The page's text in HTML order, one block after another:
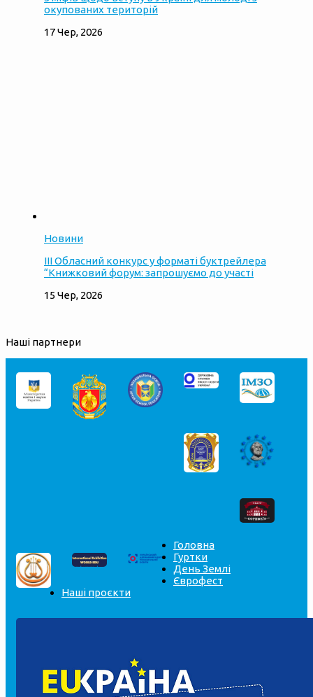
окупованих територій
17 Чер, 2026
Новини
ІІІ Обласний конкурс у форматі буктрейлера
“Книжковий форум: запрошуємо до участі
15 Чер, 2026
Наші партнери
Головна
Гуртки
День Землі
Єврофест
Наші проєкти